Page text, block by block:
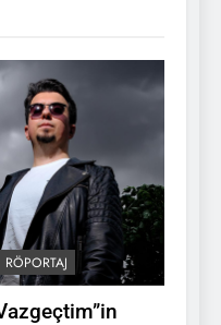
RÖPORTAJ